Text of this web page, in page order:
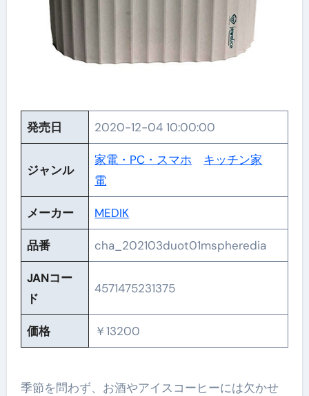
発売日 2020-12-04 10:00:00
ジャンル
家電・PC・スマホ
キッチン家
電
メーカー MEDIK
品番 cha_202103duot01mspheredia
JANコー
ド
4571475231375
価格 ￥13200
季節を問わず、お酒やアイスコーヒーには欠かせ